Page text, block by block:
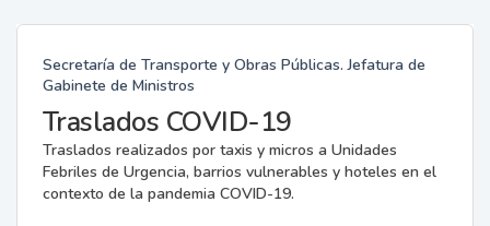
Secretaría de Transporte y Obras Públicas. Jefatura de
Gabinete de Ministros
Traslados COVID-19
Traslados realizados por taxis y micros a Unidades
Febriles de Urgencia, barrios vulnerables y hoteles en el
contexto de la pandemia COVID-19.